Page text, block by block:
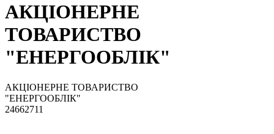
АКЦІОНЕРНЕ
ТОВАРИСТВО
"ЕНЕРГООБЛІК"
АКЦІОНЕРНЕ ТОВАРИСТВО
"ЕНЕРГООБЛІК"
24662711